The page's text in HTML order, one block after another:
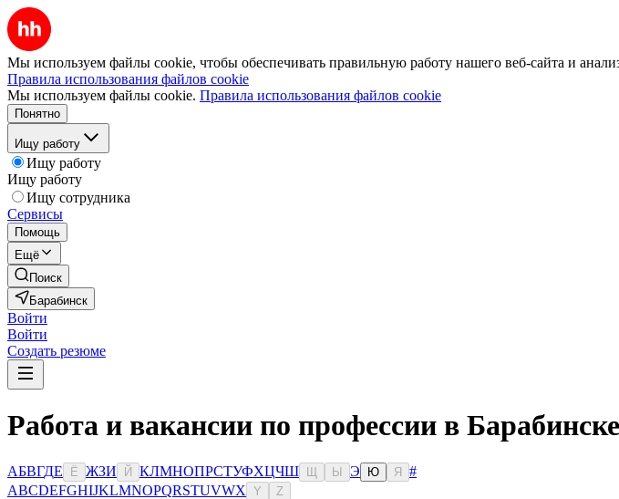
Мы используем файлы cookie, чтобы обеспечивать правильную работу нашего веб-сайта и
Правила использования файлов cookie
Мы используем файлы cookie. Правила использования файлов cookie
Понятно
Ищу работу
Ищу работу
Ищу работу
Ищу сотрудника
Сервисы
Помощь
Ещё
Поиск
Барабинск
Войти
Войти
Создать резюме
Работа и вакансии по профессии в Барабинске
АБВГДЕ Ё ЖЗИ Й КЛМНОПРСТУФХЦЧШ Ы Э Ю Я
#
ABCDEFGHIJKLMNOPQRSTUVWX Y Z